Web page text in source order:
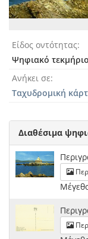
Είδος οντότητας
Ψηφιακό
Ανήκει σε
Ταχυδρομική
Διαθέσιμα